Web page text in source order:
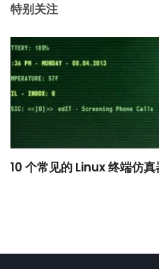
特别关注
10 个常见的 Linux 终端仿真